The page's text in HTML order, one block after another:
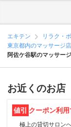
エキテン リラク・
東京都内のマッサージ店
阿佐ケ谷駅のマッサー
お近くのお店
値引 クーポン利
極上の貸切サロン